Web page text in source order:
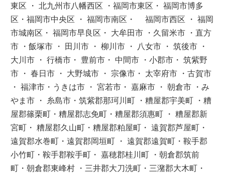
東区 ・ 北九州市八幡西区 ・福岡市東区・ 福岡市博多
区・福岡市中央区 ・ 福岡市南区・ 福岡市西区 ・ 福岡
市城南区・ 福岡市早良区・ 大牟田市 ・久留米市 ・直方
市 ・飯塚市 ・ 田川市 ・ 柳川市 ・ 八女市 ・ 筑後市 ・
大川市 ・ 行橋市・ 豊前市・ 中間市 ・小郡市・ 筑紫野
市 ・ 春日市 ・ 大野城市 ・ 宗像市・ 太宰府市 ・古賀市
・ 福津市・うきは市 ・ 宮若市・ 嘉麻市 ・ 朝倉市 ・み
やま市 ・ 糸島市・筑紫郡那珂川町 ・糟屋郡宇美町 ・糟
屋郡篠栗町・糟屋郡志免町・糟屋郡須惠町 ・ 糟屋郡新
宮町・ 糟屋郡久山町・糟屋郡粕屋町・ 遠賀郡芦屋町・
遠賀郡水巻町・遠賀郡岡垣町 ・ 遠賀郡遠賀町・鞍手郡
小竹町・鞍手郡鞍手町・ 嘉穂郡桂川町 ・朝倉郡筑前
町・朝倉郡東峰村 ・三井郡大刀洗町・三潴郡大木町・